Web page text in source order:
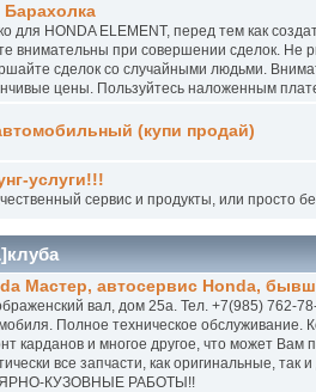
Барахолка
для HONDA ELEMENT, перед тем как
внимательны при совершении сделок. Не
сделок со случайными людьми.
цены. Пользуйтесь наложенным
(купи продай)
услуги!!!
сервис и продукты, или просто
Мастер, автосервис Honda,
вал, дом 25а. Тел. +7(985) 762-
Полное техническое обслуживание.
карданов и многое другое, что может
все запчасти, как оригинальные,
КУЗОВНЫЕ РАБОТЫ!!